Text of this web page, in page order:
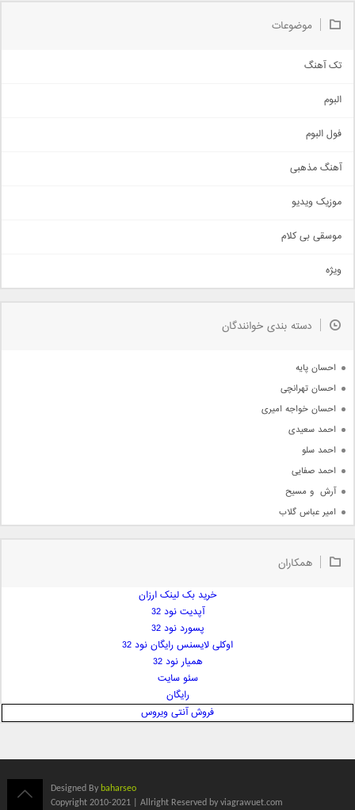
موضوعات
تک آهنگ
اجتماعی
حماسی
سنتی
اهنگ بندرعباسی
دمو
مذهبی
جدیدترین ها
البوم
فول البوم
آهنگ مذهبی
موزیک ویدیو
موسقی بی کلام
ویژه
دسته بندی خوانندگان
احسان پایه
احسان تهرانچی
احسان خواجه امیری
احمد سعیدی
احمد سلو
احمد صفایی
آرش  و مسیح
امیر عباس گلاب
امیر علی
ایمان غلامی
بابک جهانبخش
همکاران
خرید بک لینک ارزان
آپدیت نود 32
پسورد نود 32
اوکلی لایسنس رایگان نود 32
همیار نود 32
سئو سایت
رایگان
فروش آنتی ویروس
Designed By baharseo
Copyright 2010-2021 | Allright Reserved by viagrawuet.com